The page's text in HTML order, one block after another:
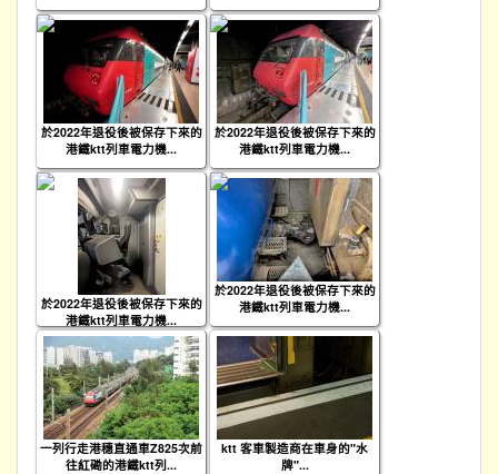
於2022年退役後被保存下來的
港鐵ktt列車電力機...
於2022年退役後被保存下來的
港鐵ktt列車電力機...
於2022年退役後被保存下來的
港鐵ktt列車電力機...
於2022年退役後被保存下來的
港鐵ktt列車電力機...
一列行走港穗直通車Z825次前
往紅磡的港鐵ktt列...
ktt 客車製造商在車身的"水
牌"...